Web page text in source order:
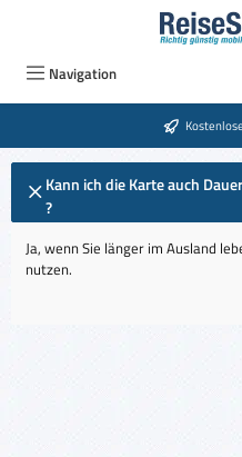
Zum Hauptinhalt springen
Navigation
Kann ich die Karte auch
?
Ja, wenn Sie länger im Ausland
nutzen.